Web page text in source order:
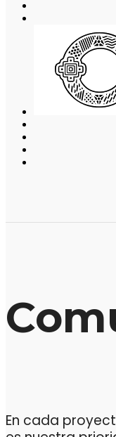
En cada